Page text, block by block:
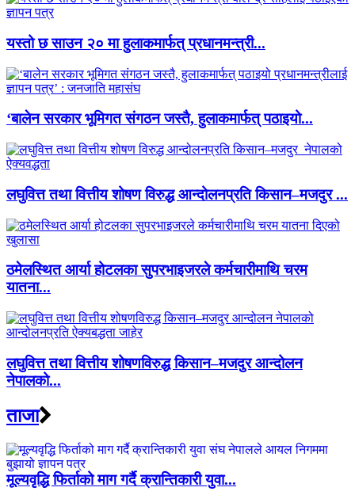
यस्तो छ साउन २० मा हुलाकमार्फत् प्रधानमन्त्री...
‘बालेन सरकार भूमिगत संगठन जस्तै, हुलाकमार्फत् पठाइयो...
लघुवित्त तथा वित्तीय शोषण विरुद्ध आन्दोलनप्रति किसान–मजदुर ...
ठमेलस्थित आर्या होटलका सुपरभाइजरले कर्मचारीमाथि चरम
यातना...
लघुवित्त तथा वित्तीय शोषणविरुद्ध किसान–मजदुर आन्दोलन
नेपालको...
ताजा
मूल्यवृद्धि फिर्ताको माग गर्दै क्रान्तिकारी युवा...